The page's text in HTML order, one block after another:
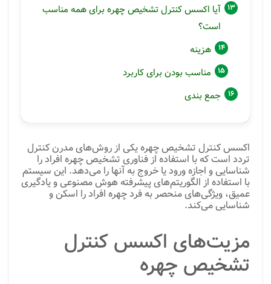
آیا اکسس کنترل تشخیص چهره برای همه مناسب
است؟
هزینه
مناسب بودن برای کاربرد
جمع بندی
اکسس کنترل تشخیص چهره یکی از روش‌های مدرن کنترل
تردد است که با استفاده از فناوری تشخیص چهره افراد را
شناسایی و اجازه ورود یا خروج به آنها را می‌دهد. این سیستم
با استفاده از الگوریتم‌های پیشرفته هوش مصنوعی و یادگیری
عمیق، ویژگی‌های منحصر به فرد چهره افراد را اسکن و
شناسایی می‌کند.
مزیت‌های اکسس کنترل
تشخیص چهره